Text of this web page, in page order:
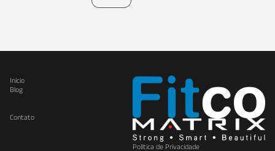
Inicio
Blog
Contato
Política de Privacidade